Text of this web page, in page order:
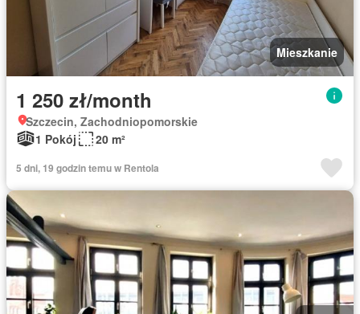
Mieszkanie
1 250 zł/month
Szczecin, Zachodniopomorskie
1 Pokój
20 m²
5 dni, 19 godzin temu w Rentola